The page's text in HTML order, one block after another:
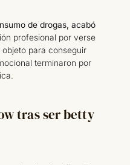
de drogas, acabó
profesional por verse
para conseguir
terminaron por
tras ser betty